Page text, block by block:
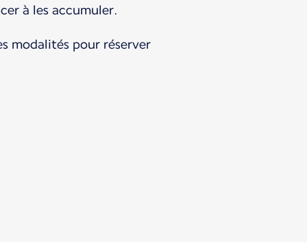
à les accumuler.
modalités pour réserver